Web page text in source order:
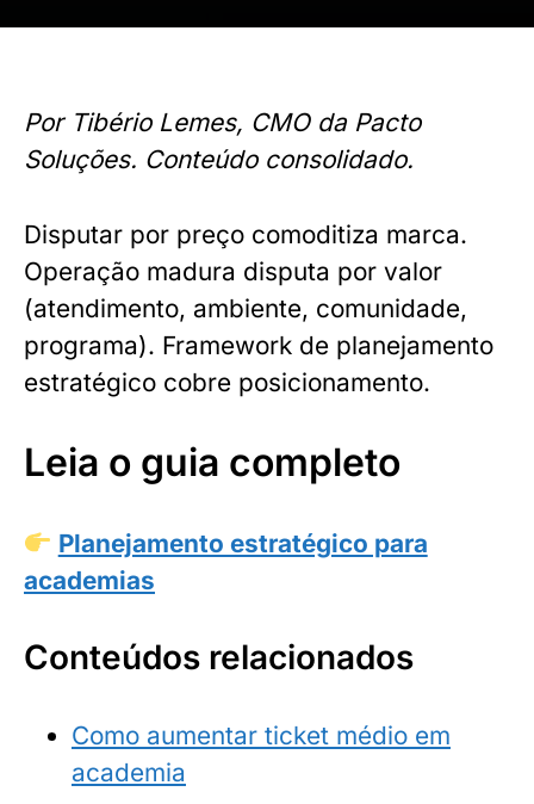
Por Tibério Lemes, CMO da Pacto
Soluções. Conteúdo consolidado.
Disputar por preço comoditiza marca.
Operação madura disputa por valor
(atendimento, ambiente, comunidade,
programa). Framework de planejamento
estratégico cobre posicionamento.
Leia o guia completo
Planejamento estratégico para
academias
Conteúdos relacionados
Como aumentar ticket médio em
academia